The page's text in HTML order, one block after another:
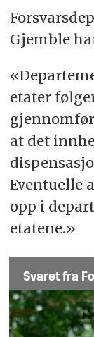
Gjemble
etater
at det
Eventuelle
opp i
etatene.»
Svaret fra